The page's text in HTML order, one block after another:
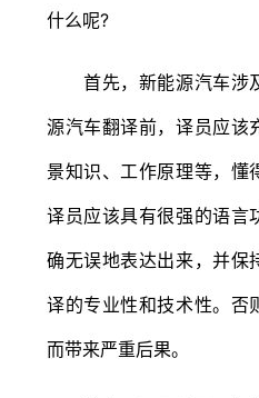
什么呢?
首先，新能源汽车涉
源汽车翻译前，译员应该
景知识、工作原理等，懂
译员应该具有很强的语言
确无误地表达出来，并保
译的专业性和技术性。否
而带来严重后果。